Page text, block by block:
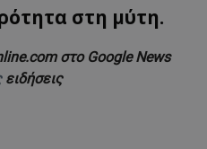
στη μύτη.
στο Google News
ειδήσεις